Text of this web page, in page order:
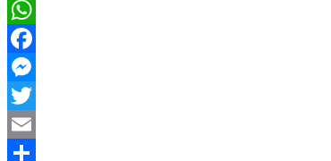
WhatsApp
Facebook
Messenger
Twitter
Email